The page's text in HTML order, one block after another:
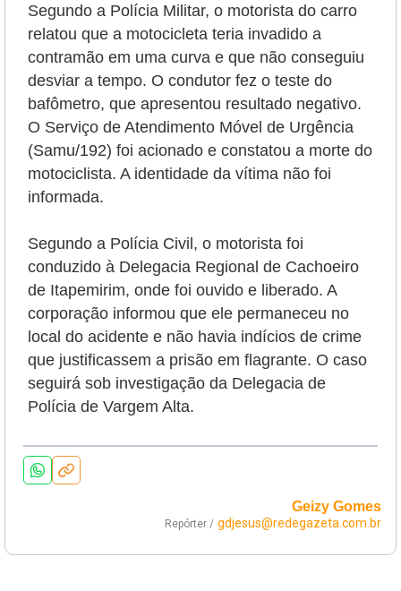
Segundo a Polícia Militar, o motorista do carro
relatou que a motocicleta teria invadido a
contramão em uma curva e que não conseguiu
desviar a tempo. O condutor fez o teste do
bafômetro, que apresentou resultado negativo.
O Serviço de Atendimento Móvel de Urgência
(Samu/192) foi acionado e constatou a morte do
motociclista. A identidade da vítima não foi
informada.
Segundo a Polícia Civil, o motorista foi
conduzido à Delegacia Regional de Cachoeiro
de Itapemirim, onde foi ouvido e liberado. A
corporação informou que ele permaneceu no
local do acidente e não havia indícios de crime
que justificassem a prisão em flagrante. O caso
seguirá sob investigação da Delegacia de
Polícia de Vargem Alta.
Geizy Gomes
Repórter / gdjesus@redegazeta.com.br